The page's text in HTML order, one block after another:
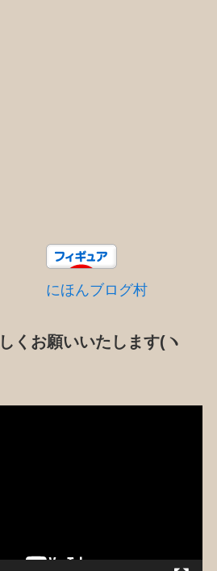
にほんブログ村
くお願いいたします(ヽ